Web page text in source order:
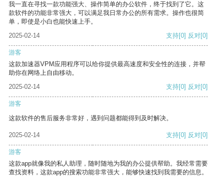
我一直在寻找一款功能强大、操作简单的办公软件，终于找到了它。这
款软件的功能非常强大，可以满足我日常办公的所有需求。操作也很简
单，即使是小白也能快速上手。
2025-02-14
支持[0] 反对[0]
游客
这款加速器VPM应用程序可以给你提供最高速度和安全性的连接，并帮
助你在网络上自由移动。
2025-02-14
支持[0] 反对[0]
游客
这款软件的售后服务非常好，遇到问题都能得到及时解决。
2025-02-14 支持[0] 反对[0]
游客
这款app就像我的私人助理，随时随地为我的办公提供帮助。我经常需要
查找资料，这款app的搜索功能非常强大，能够快速找到我需要的信息。